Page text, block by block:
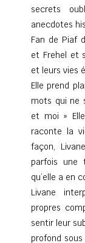
secrets
anecdotes
Fan de Piaf
et Frehel et
et leurs vies
Elle prend
mots qui ne
et moi »
raconte la
façon,
parfois une
qu’elle a en
Livane
propres
sentir leur
profond